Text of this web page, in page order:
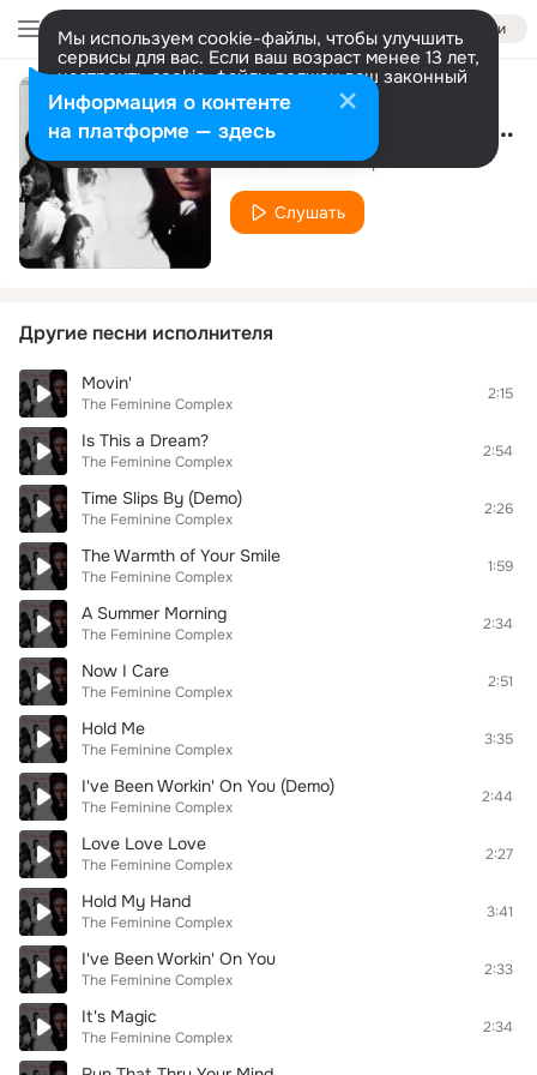
Войти
Мы используем cookie-файлы, чтобы улучшить
сервисы для вас. Если ваш возраст менее 13 лет,
настроить cookie-файлы должен ваш законный
представитель. Больше информации
Разрешить все Настроить Are You Lonesome Like Me? (Demo)
The Feminine Complex
Слушать
Другие песни исполнителя
Movin'
The Feminine Complex
2:15
Is This a Dream?
The Feminine Complex
2:54
Time Slips By (Demo)
The Feminine Complex
2:26
The Warmth of Your Smile
The Feminine Complex
1:59
A Summer Morning
The Feminine Complex
2:34
Now I Care
The Feminine Complex
2:51
Hold Me
The Feminine Complex
3:35
I've Been Workin' On You (Demo)
The Feminine Complex
2:44
Love Love Love
The Feminine Complex
2:27
Hold My Hand
The Feminine Complex
3:41
I've Been Workin' On You
The Feminine Complex
2:33
It's Magic
The Feminine Complex
2:34
Информация о контенте
на платформе — здесь